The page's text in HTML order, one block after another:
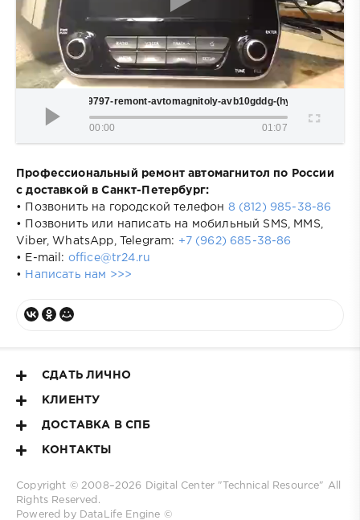
9797-remont-avtomagnitoly-avb10gddg-(hyundai-grand-
00:00 01:07
Профессиональный ремонт автомагнитол по России
с доставкой в Санкт-Петербург:
• Позвонить на городской телефон 8 (812) 985-38-86
• Позвонить или написать на мобильный SMS, MMS,
Viber, WhatsApp, Telegram: +7 (962) 685-38-86
• E-mail: office@tr24.ru
•
Написать нам >>>
СДАТЬ ЛИЧНО
КЛИЕНТУ
ДОСТАВКА В СПБ
КОНТАКТЫ
Copyright © 2008–2026 Digital Center "Technical Resource"
All
Rights Reserved.
Powered by DataLife Engine ©